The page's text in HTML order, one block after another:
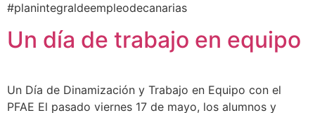
#planintegraldeempleodecanarias
Un día de trabajo en equipo
Un Día de Dinamización y Trabajo en Equipo con el
PFAE El pasado viernes 17 de mayo, los alumnos y